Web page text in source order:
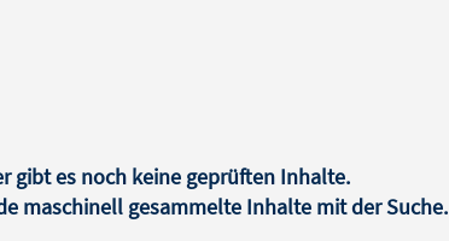
gibt es noch keine geprüften Inhalte.
maschinell gesammelte Inhalte mit der Suche.